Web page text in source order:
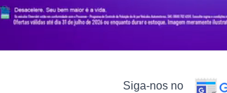
Siga-nos no